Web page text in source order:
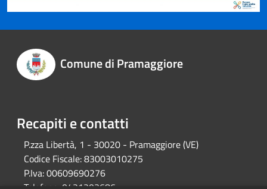
Comune di Pramaggiore
Recapiti e contatti
P.zza Libertà, 1 - 30020 - Pramaggiore (VE)
Codice Fiscale:83003010275
P.Iva:00609690276